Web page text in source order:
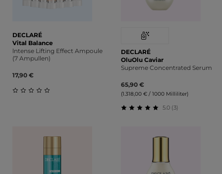
DECLARÉ
Vital Balance
lntense Lifting Effect Ampoule
(7 Ampullen)
17,90 €
Durchschnittliche Bewertung von 0 von 5 Sternen
DECLARÉ
OluOlu Caviar
Supreme Concentrated Serum
65,90 €
(1.318,00 € / 1000 Milliliter)
5.0 (3)